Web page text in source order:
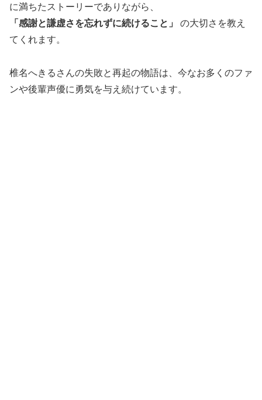
に満ちたストーリーでありながら、
「感謝と謙虚さを忘れずに続けること」
の大切さを教え
てくれます。
椎名へきるさんの失敗と再起の物語は、今なお多くのファ
ンや後輩声優に勇気を与え続けています。